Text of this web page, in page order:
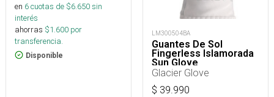
en 6cuotas de $6.650sin
interés
ahorras $1.600 por
transferencia.
Disponible
LM300504BA
Guantes De Sol
Fingerless Islamorada
Sun Glove
Glacier Glove
$ 39.990